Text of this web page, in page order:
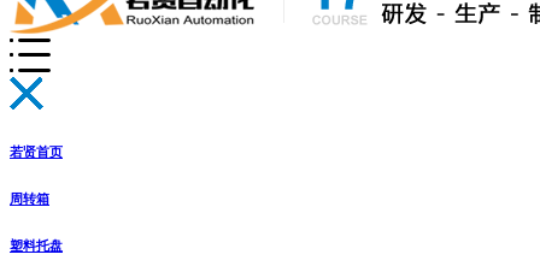
若贤首页
周转箱
塑料托盘